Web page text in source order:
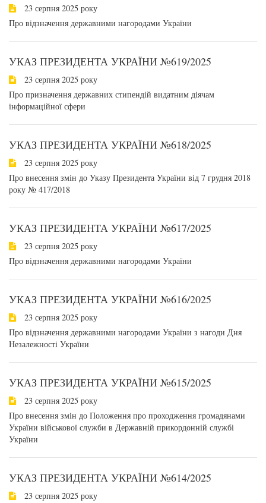
23 серпня 2025 року
Про відзначення державними нагородами України
УКАЗ ПРЕЗИДЕНТА УКРАЇНИ №619/2025
23 серпня 2025 року
Про призначення державних стипендій видатним діячам
інформаційної сфери
УКАЗ ПРЕЗИДЕНТА УКРАЇНИ №618/2025
23 серпня 2025 року
Про внесення змін до Указу Президента України від 7 грудня 2018
року № 417/2018
УКАЗ ПРЕЗИДЕНТА УКРАЇНИ №617/2025
23 серпня 2025 року
Про відзначення державними нагородами України
УКАЗ ПРЕЗИДЕНТА УКРАЇНИ №616/2025
23 серпня 2025 року
Про відзначення державними нагородами України з нагоди Дня
Незалежності України
УКАЗ ПРЕЗИДЕНТА УКРАЇНИ №615/2025
23 серпня 2025 року
Про внесення змін до Положення про проходження громадянами
України військової служби в Державній прикордонній службі
України
УКАЗ ПРЕЗИДЕНТА УКРАЇНИ №614/2025
23 серпня 2025 року